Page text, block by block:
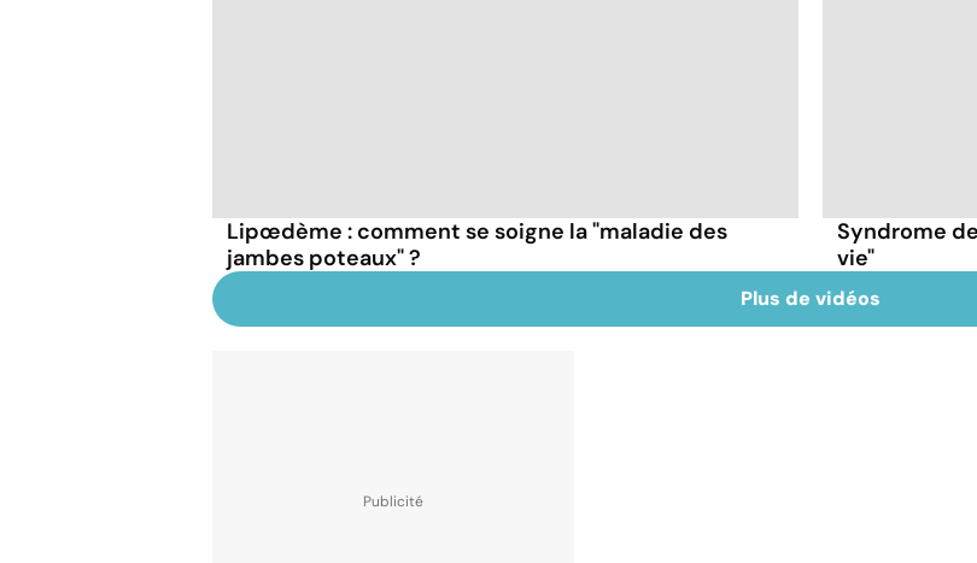
Lipœdème : comment se soigne la "maladie des
jambes poteaux" ?
Syndrome
vie"
Plus de vidéos